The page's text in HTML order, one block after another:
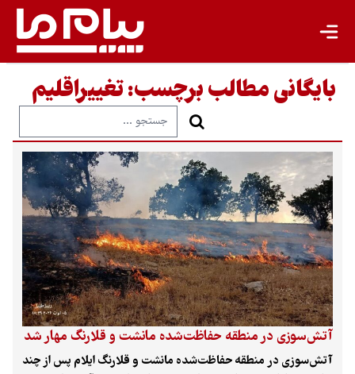
بایگانی مطالب برچسب:تغییراقلیم
آتش‌سوزی در منطقه حفاظت‌شده مانشت و قلارنگ مهار شد
آتش‌سوزی در منطقه حفاظت‌شده مانشت و قلارنگ ایلام پس از چند